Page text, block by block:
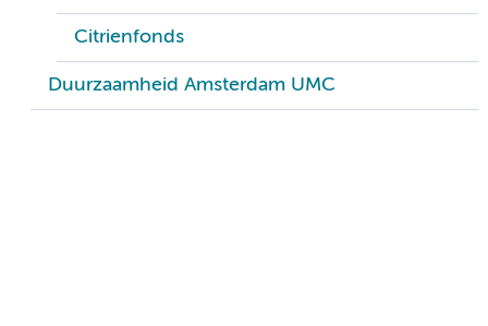
Citrienfonds
Duurzaamheid Amsterdam UMC